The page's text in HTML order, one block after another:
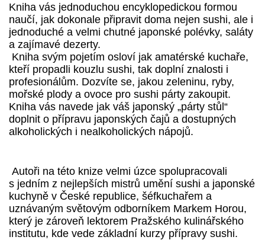
Kniha vás jednoduchou encyklopedickou formou
naučí, jak dokonale připravit doma nejen sushi, ale i
jednoduché a velmi chutné japonské polévky, saláty
a zajímavé dezerty.
Kniha svým pojetím osloví jak amatérské kuchaře,
kteří propadli kouzlu sushi, tak doplní znalosti i
profesionálům. Dozvíte se, jakou zeleninu, ryby,
mořské plody a ovoce pro sushi párty zakoupit.
Kniha vás navede jak váš japonský „párty stůl“
doplnit o přípravu japonských čajů a dostupných
alkoholických i nealkoholických nápojů.
Autoři na této knize velmi úzce spolupracovali
s jedním z nejlepších mistrů umění sushi a japonské
kuchyně v České republice, šéfkuchařem a
uznávaným světovým odborníkem Markem Horou,
který je zároveň lektorem Pražského kulinářského
institutu, kde vede základní kurzy přípravy sushi.